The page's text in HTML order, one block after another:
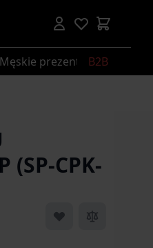
Męskie prezenty B2B
CPK-